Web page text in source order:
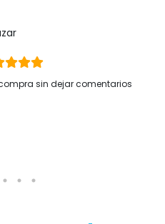
sin dejar comentarios